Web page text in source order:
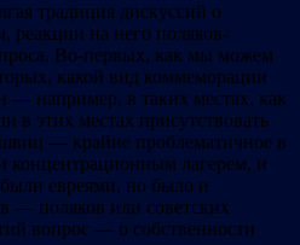
традиция дискуссий о
реакции на него поляков-
Во-первых, как мы можем
какой вид коммеморации
— например, в таких местах, как
этих местах присутствовать
— крайне проблематичное в
концентрационным лагерем, и
евреями, но было и
— поляков или советских
вопрос — о собственности